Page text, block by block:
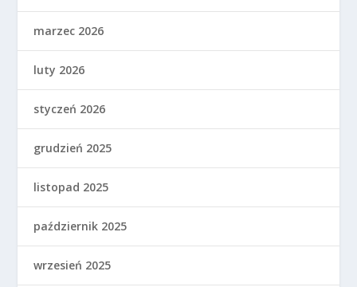
marzec 2026
luty 2026
styczeń 2026
grudzień 2025
listopad 2025
październik 2025
wrzesień 2025